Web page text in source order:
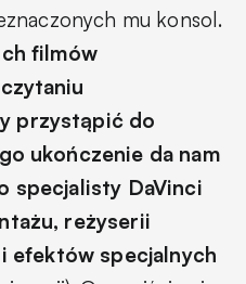
mu konsol.
filmów
przystąpić do
ukończenie da nam
specjalisty DaVinci
reżyserii
efektów specjalnych